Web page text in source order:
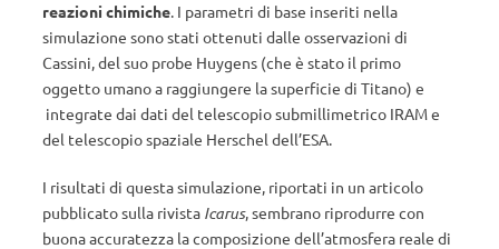
reazioni chimiche. I parametri di base inseriti nella
simulazione sono stati ottenuti dalle osservazioni di
Cassini, del suo probe Huygens (che è stato il primo
oggetto umano a raggiungere la superficie di Titano) e
integrate dai dati del telescopio submillimetrico IRAM e
del telescopio spaziale Herschel dell’ESA.
I risultati di questa simulazione, riportati in un articolo
pubblicato sulla rivista Icarus, sembrano riprodurre con
buona accuratezza la composizione dell’atmosfera reale di